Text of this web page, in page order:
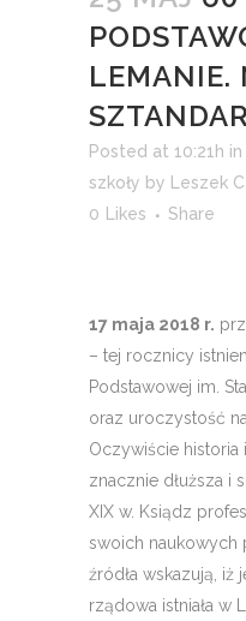
LEMANIE.
Posted at 10:21h in
szkoły by Leszek
0
Likes Share
17 maja 2018 r.
– tej rocznicy
Podstawowej im.
oraz uroczystość
Oczywiście historia
znacznie dłuższa i
XIX w. Ksiądz
swoich naukowych
źródła wskazują, iż
rządowa istniała w